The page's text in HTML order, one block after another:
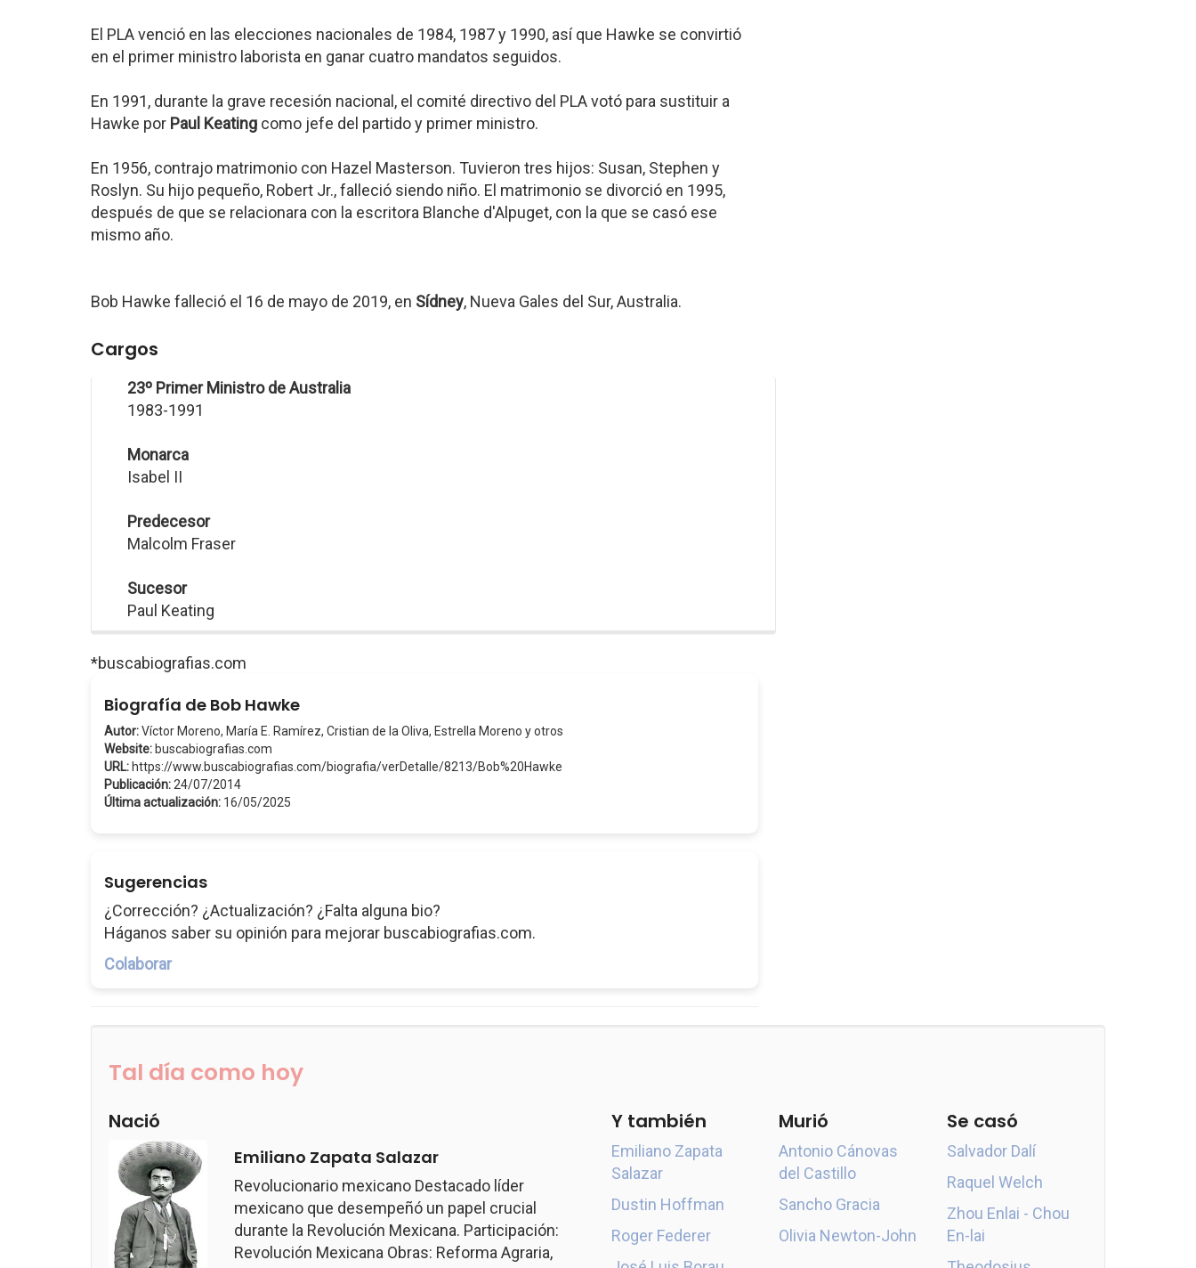
El PLA venció en las elecciones nacionales de 1984, 1987 y 1990, así que Hawke se convirtió
en el primer ministro laborista en ganar cuatro mandatos seguidos.
En 1991, durante la grave recesión nacional, el comité directivo del PLA votó para sustituir a
Hawke por Paul Keating como jefe del partido y primer ministro.
En 1956, contrajo matrimonio con Hazel Masterson. Tuvieron tres hijos: Susan, Stephen y
Roslyn. Su hijo pequeño, Robert Jr., falleció siendo niño. El matrimonio se divorció en 1995,
después de que se relacionara con la escritora Blanche d'Alpuget, con la que se casó ese
mismo año.
Bob Hawke falleció el 16 de mayo de 2019, en Sídney, Nueva Gales del Sur, Australia.
Cargos
23º Primer Ministro de Australia
1983-1991
Monarca
Isabel II
Predecesor
Malcolm Fraser
Sucesor
Paul Keating
*buscabiografias.com
Biografía de Bob Hawke
Autor:Víctor Moreno, María E. Ramírez, Cristian de la Oliva, Estrella Moreno y otros
Website: buscabiografias.com
URL: https://www.buscabiografias.com/biografia/verDetalle/8213/Bob%20Hawke
Publicación: 24/07/2014
Última actualización: 16/05/2025
Sugerencias
¿Corrección? ¿Actualización? ¿Falta alguna bio?
Háganos saber su opinión para mejorar buscabiografias.com.
Colaborar
Tal día como hoy
Nació
Emiliano Zapata Salazar
Revolucionario mexicano Destacado líder
mexicano que desempeñó un papel crucial
durante la Revolución Mexicana. Participación:
Revolución Mexicana Obras: Reforma Agraria,
Y también
Emiliano Zapata
Salazar
Dustin Hoffman
Roger Federer
Murió
Antonio Cánovas
del Castillo
Sancho Gracia
Olivia Newton-John
Se casó
Salvador Dalí
Raquel Welch
Zhou Enlai - Chou
En-lai